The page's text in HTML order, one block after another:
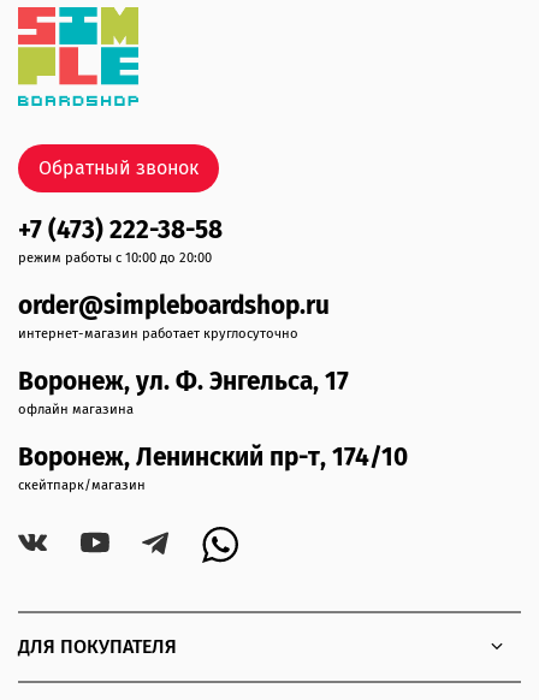
ДЛЯ ПОКУПАТЕЛЯ
+7 (473) 222-38-58
режим работы с 10:00 до 20:00
order@simpleboardshop.ru
интернет-магазин работает круглосуточно
Воронеж, ул. Ф. Энгельса, 17
офлайн магазина
Воронеж, Ленинский пр-т, 174/10
скейтпарк/магазин
Обратный звонок